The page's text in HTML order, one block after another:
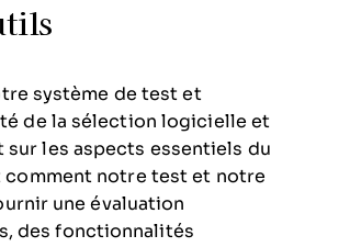
système de test et
de la sélection logicielle et
sur les aspects essentiels du
comment notre test et notre
une évaluation
des fonctionnalités